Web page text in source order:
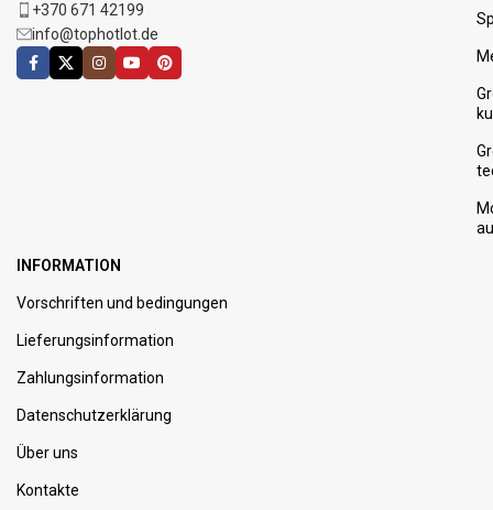
+370 671 42199
info@tophotlot.de
INFORMATION
Vorschriften und bedingungen
Lieferungsinformation
Zahlungsinformation
Datenschutzerklärung
Über uns
Kontakte